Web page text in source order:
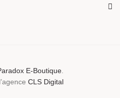
E-Boutique.
CLS Digital